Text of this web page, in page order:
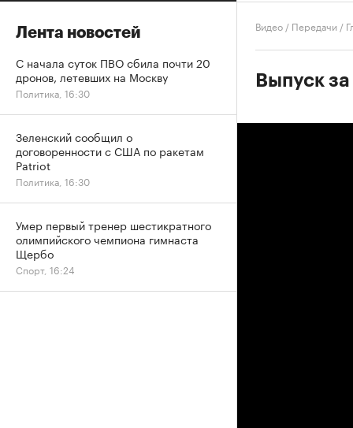
Видео / Передачи /
Выпуск
Лента новостей
С начала суток ПВО сбила почти 20
дронов, летевших на Москву
Политика, 16:30
Зеленский сообщил о
договоренности с США по ракетам
Patriot
Политика, 16:30
Умер первый тренер шестикратного
олимпийского чемпиона гимнаста
Щербо
Спорт, 16:24